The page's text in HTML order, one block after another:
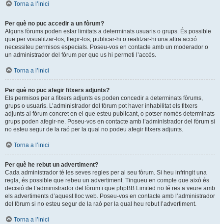
Torna a l’inici
Per què no puc accedir a un fòrum?
Alguns fòrums poden estar limitats a determinats usuaris o grups. És possible
que per visualitzar-los, llegir-los, publicar-hi o realitzar-hi una altra acció
necessiteu permisos especials. Poseu-vos en contacte amb un moderador o
un administrador del fòrum per que us hi permeti l’accés.
Torna a l’inici
Per què no puc afegir fitxers adjunts?
Els permisos per a fitxers adjunts es poden concedir a determinats fòrums,
grups o usuaris. L’administrador del fòrum pot haver inhabilitat els fitxers
adjunts al fòrum concret en el que esteu publicant, o potser només determinats
grups poden afegir-ne. Poseu-vos en contacte amb l’administrador del fòrum si
no esteu segur de la raó per la qual no podeu afegir fitxers adjunts.
Torna a l’inici
Per què he rebut un advertiment?
Cada administrador té les seves regles per al seu fòrum. Si heu infringit una
regla, és possible que rebeu un advertiment. Tingueu en compte que això és
decisió de l’administrador del fòrum i que phpBB Limited no té res a veure amb
els advertiments d’aquest lloc web. Poseu-vos en contacte amb l’administrador
del fòrum si no esteu segur de la raó per la qual heu rebut l’advertiment.
Torna a l’inici